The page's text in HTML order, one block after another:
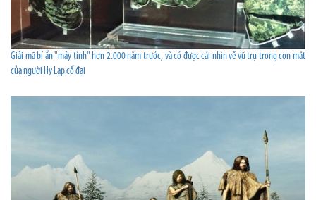
Giải mã bí ẩn "máy tính" hơn 2.000 năm trước, và có được cái nhìn về vũ trụ trong con mắt
của người Hy Lạp cổ đại